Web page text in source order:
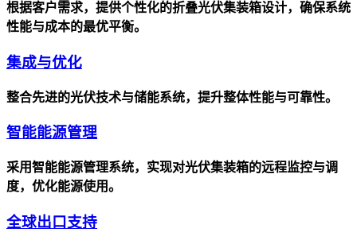
根据客户需求，提供个性化的折叠光伏集装箱设计，确保系统
性能与成本的最优平衡。
集成与优化
整合先进的光伏技术与储能系统，提升整体性能与可靠性。
智能能源管理
采用智能能源管理系统，实现对光伏集装箱的远程监控与调
度，优化能源使用。
全球出口支持